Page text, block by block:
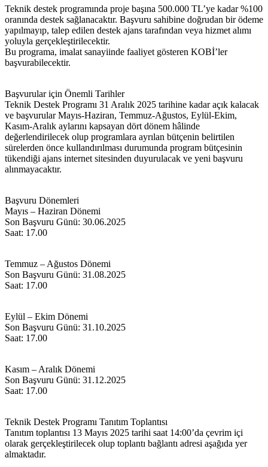
Teknik destek programında proje başına 500.000 TL’ye kadar %100
oranında destek sağlanacaktır. Başvuru sahibine doğrudan bir ödeme
yapılmayıp, talep edilen destek ajans tarafından veya hizmet alımı
yoluyla gerçekleştirilecektir.
Bu programa, imalat sanayiinde faaliyet gösteren KOBİ’ler
başvurabilecektir.
Başvurular için Önemli Tarihler
Teknik Destek Programı 31 Aralık 2025 tarihine kadar açık kalacak
ve başvurular Mayıs-Haziran, Temmuz-Ağustos, Eylül-Ekim,
Kasım-Aralık aylarını kapsayan dört dönem hâlinde
değerlendirilecek olup programlara ayrılan bütçenin belirtilen
sürelerden önce kullandırılması durumunda program bütçesinin
tükendiği ajans internet sitesinden duyurulacak ve yeni başvuru
alınmayacaktır.
Başvuru Dönemleri
Mayıs – Haziran Dönemi
Son Başvuru Günü: 30.06.2025
Saat: 17.00
Temmuz – Ağustos Dönemi
Son Başvuru Günü: 31.08.2025
Saat: 17.00
Eylül – Ekim Dönemi
Son Başvuru Günü: 31.10.2025
Saat: 17.00
Kasım – Aralık Dönemi
Son Başvuru Günü: 31.12.2025
Saat: 17.00
Teknik Destek Programı Tanıtım Toplantısı
Tanıtım toplantısı 13 Mayıs 2025 tarihi saat 14:00’da çevrim içi
olarak gerçekleştirilecek olup toplantı bağlantı adresi aşağıda yer
almaktadır.